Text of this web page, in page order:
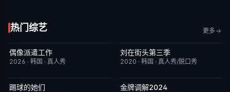
热门综艺 更多
已完结
偶像派遣工作
2026 · 韩国 · 真人秀
昨日更新
刘在街头第三季
2020 · 韩国 · 真人秀/脱口秀
今日更新
踢球的她们 昨日更新
金牌调解2024